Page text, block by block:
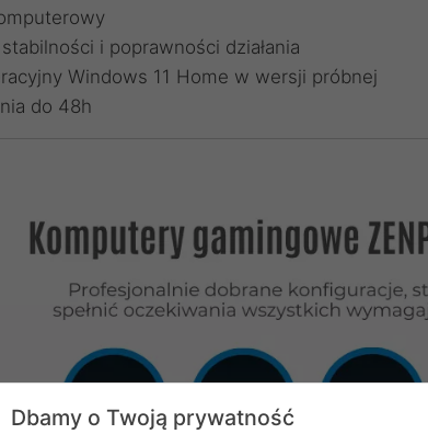
i poprawności działania
Windows 11 Home w wersji próbnej
do 48h
Dbamy o Twoją prywatność